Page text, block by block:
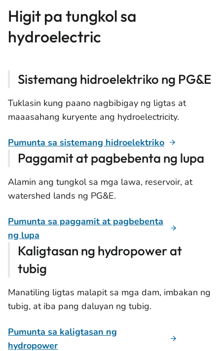
Higit pa tungkol sa
hydroelectric
Sistemang hidroelektriko ng PG&E
Tuklasin kung paano nagbibigay ng ligtas at
maaasahang kuryente ang hydroelectricity.
Pumunta sa sistemang hidroelektriko
Paggamit at pagbebenta ng lupa
Alamin ang tungkol sa mga lawa, reservoir, at
watershed lands ng PG&E.
Pumunta sa paggamit at pagbebenta
ng lupa
Kaligtasan ng hydropower at
tubig
Manatiling ligtas malapit sa mga dam, imbakan ng
tubig, at iba pang daluyan ng tubig.
Pumunta sa kaligtasan ng
hydropower